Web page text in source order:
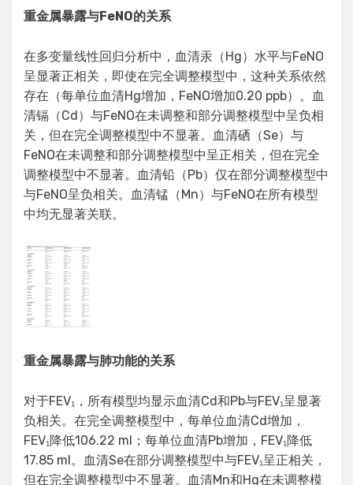
重金属暴露与FeNO的关系
在多变量线性回归分析中，血清汞（Hg）水平与FeNO
呈显著正相关，即使在完全调整模型中，这种关系依然
存在（每单位血清Hg增加，FeNO增加0.20 ppb）。血
清镉（Cd）与FeNO在未调整和部分调整模型中呈负相
关，但在完全调整模型中不显著。血清硒（Se）与
FeNO在未调整和部分调整模型中呈正相关，但在完全
调整模型中不显著。血清铅（Pb）仅在部分调整模型中
与FeNO呈负相关。血清锰（Mn）与FeNO在所有模型
中均无显著关联。
重金属暴露与肺功能的关系
对于FEV₁，所有模型均显示血清Cd和Pb与FEV₁呈显著
负相关。在完全调整模型中，每单位血清Cd增加，
FEV₁降低106.22 ml；每单位血清Pb增加，FEV₁降低
17.85 ml。血清Se在部分调整模型中与FEV₁呈正相关，
但在完全调整模型中不显著。血清Mn和Hg在未调整模